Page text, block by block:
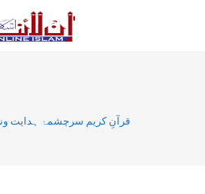
قرآنِ کریم سرچشمۂ ہدایت